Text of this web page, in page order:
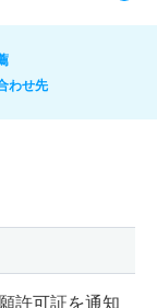
わせ先
許可証を通知